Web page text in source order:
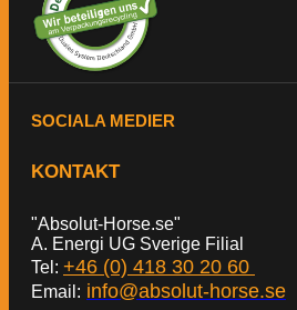
SOCIALA MEDIER
KONTAKT
"Absolut-Horse.se"
A. Energi UG Sverige Filial
Tel: +46 (0) 418 30 20 60
Email: info@absolut-horse.se